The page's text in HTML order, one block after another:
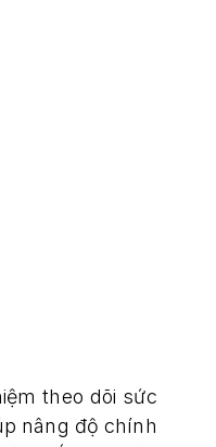
theo dõi sức
nâng độ chính